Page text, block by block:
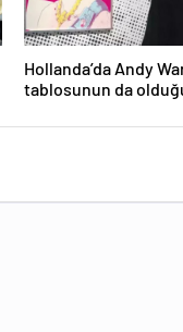
Hollanda’da Andy
tablosunun da